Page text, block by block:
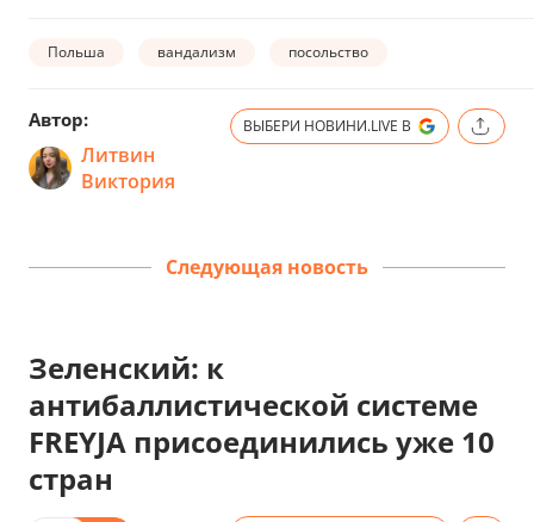
Польша вандализм посольство
Автор:
Литвин
Виктория
ВЫБЕРИ НОВИНИ.LIVE В
Следующая новость
Зеленский: к
антибаллистической системе
FREYJA присоединились уже 10
стран